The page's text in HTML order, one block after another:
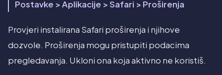
Postavke > Aplikacije > Safari > Proširenja
Provjeri instalirana Safari proširenja i njihove
dozvole. Proširenja mogu pristupiti podacima
pregledavanja. Ukloni ona koja aktivno ne koristiš.